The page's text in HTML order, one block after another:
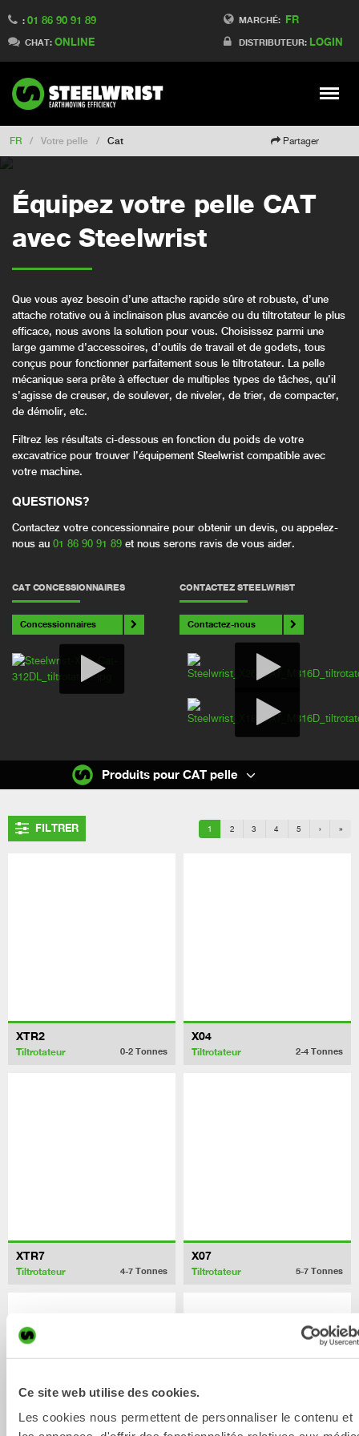
Ce site web utilise des cookies.
Les cookies nous permettent de personnaliser le contenu et
MARCHÉ: FR
DISTRIBUTEUR: LOGIN
: 01 86 90 91 89
CHAT: ONLINE
Meny
Switch to Finland
Switch to Denmark
Switch to China
Switch to Australia
Change market
FR / Votre pelle / Cat Partager
Équipez votre pelle CAT
avec Steelwrist
Que vous ayez besoin d’une attache rapide sûre et robuste, d’une
attache rotative ou à inclinaison plus avancée ou du tiltrotateur le plus
efficace, nous avons la solution pour vous. Choisissez parmi une
large gamme d’accessoires, d’outils de travail et de godets, tous
conçus pour fonctionner parfaitement sous le tiltrotateur. La pelle
mécanique sera prête à effectuer de multiples types de tâches, qu’il
s’agisse de creuser, de soulever, de niveler, de trier, de compacter,
de démolir, etc.
Filtrez les résultats ci-dessous en fonction du poids de votre
excavatrice pour trouver l’équipement Steelwrist compatible avec
votre machine.
QUESTIONS?
Contactez votre concessionnaire pour obtenir un devis, ou appelez-
nous au 01 86 90 91 89 et nous serons ravis de vous aider.
CAT CONCESSIONNAIRES
Concessionnaires
CONTACTEZ STEELWRIST
Contactez-nous
FILTRER 1 2 3 4 5 › »
XTR2
Tiltrotateur 0-2 Tonnes
X04
Tiltrotateur 2-4 Tonnes
XTR7
Tiltrotateur 4-7 Tonnes
X07
Tiltrotateur 5-7 Tonnes
Produits pour CAT pelle